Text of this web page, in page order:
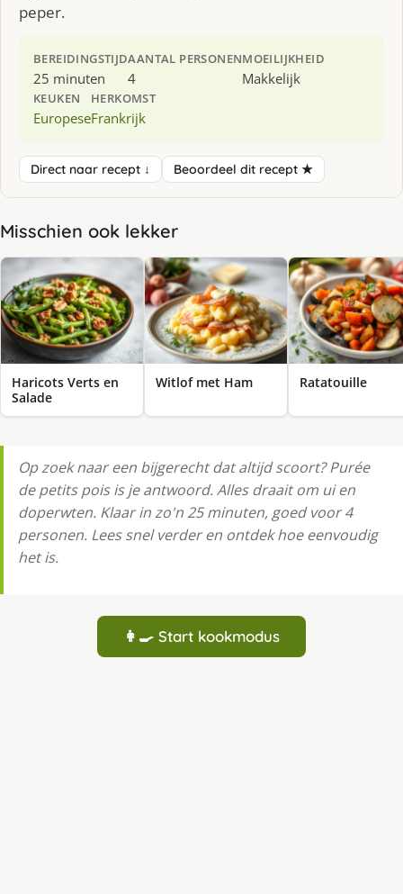
peper.
BEREIDINGSTIJD
25 minuten
AANTAL PERSONEN
4
MOEILIJKHEID
Makkelijk
KEUKEN
Europese
HERKOMST
Frankrijk
Direct naar recept ↓ Beoordeel dit recept ★
Misschien ook lekker
Haricots Verts en
Salade
Witlof met Ham Ratatouille
Op zoek naar een bijgerecht dat altijd scoort? Purée
de petits pois is je antwoord. Alles draait om ui en
doperwten. Klaar in zo'n 25 minuten, goed voor 4
personen. Lees snel verder en ontdek hoe eenvoudig
het is.
👩‍🍳 Start kookmodus